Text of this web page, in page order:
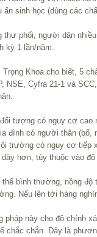
ấn sinh học (dùng các
thư phổi, người dân
kỳ 1 lần/năm.
Trọng Khoa cho biết, 5
NSE, Cyfra 21-1 và
tượng có nguy cơ
đình có người thân (bố,
trường có nguy cơ
dày hơn, tùy thuộc vào
thể bình thường, nồng
Nếu lên tới hàng
pháp này cho độ chính
chắc chắn. Đây là